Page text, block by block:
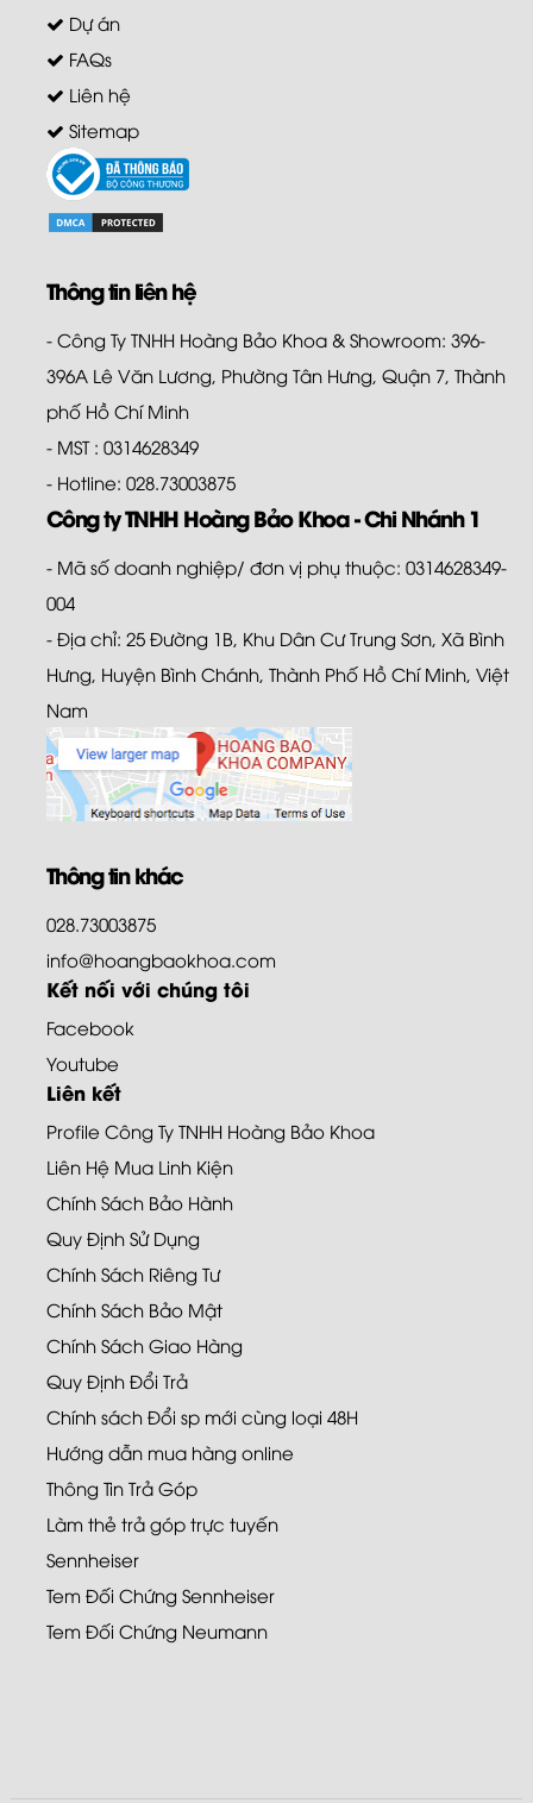
Dự án
FAQs
Liên hệ
Sitemap
Thông tin liên hệ
- Công Ty TNHH Hoàng Bảo Khoa & Showroom: 396-
396A Lê Văn Lương, Phường Tân Hưng, Quận 7, Thành
phố Hồ Chí Minh
- MST : 0314628349
- Hotline: 028.73003875
Công ty TNHH Hoàng Bảo Khoa - Chi Nhánh 1
- Mã số doanh nghiệp/ đơn vị phụ thuộc: 0314628349-
004
- Địa chỉ: 25 Đường 1B, Khu Dân Cư Trung Sơn, Xã Bình
Hưng, Huyện Bình Chánh, Thành Phố Hồ Chí Minh, Việt
Nam
Thông tin khác
028.73003875
info@hoangbaokhoa.com
Kết nối với chúng tôi
Facebook
Youtube
Liên kết
Profile Công Ty TNHH Hoàng Bảo Khoa
Liên Hệ Mua Linh Kiện
Chính Sách Bảo Hành
Quy Định Sử Dụng
Chính Sách Riêng Tư
Chính Sách Bảo Mật
Chính Sách Giao Hàng
Quy Định Đổi Trả
Chính sách Đổi sp mới cùng loại 48H
Hướng dẫn mua hàng online
Thông Tin Trả Góp
Làm thẻ trả góp trực tuyến
Sennheiser
Tem Đối Chứng Sennheiser
Tem Đối Chứng Neumann